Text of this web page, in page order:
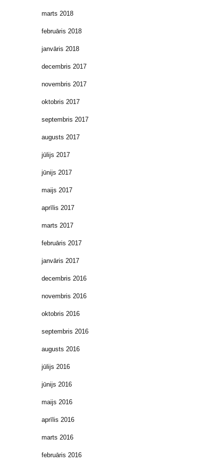
marts 2018
februāris 2018
janvāris 2018
decembris 2017
novembris 2017
oktobris 2017
septembris 2017
augusts 2017
jūlijs 2017
jūnijs 2017
maijs 2017
aprīlis 2017
marts 2017
februāris 2017
janvāris 2017
decembris 2016
novembris 2016
oktobris 2016
septembris 2016
augusts 2016
jūlijs 2016
jūnijs 2016
maijs 2016
aprīlis 2016
marts 2016
februāris 2016